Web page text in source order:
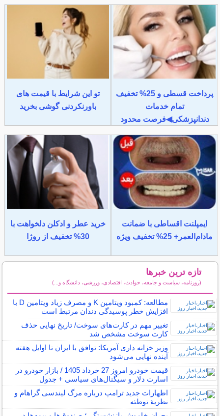
پرداخت قسطی و 25% تخفیف
تمام خدمات
دندانپزشکی◀فرصت محدود
تو این شرایط با قیمت های
باورنکردنی گوشی بخرید
ایمپلنت اقساطی با ضمانت
مادام‌العمر+ 25% تخفیف ویژه
خرید عطر و ادکلن دلخواهت با
30% تخفیف از روژا
تازه ترین خبرها
(روزنامه، سیاست و جامعه، حوادث، اقتصادی، ورزشی، دانشگاه و...)
مطالعه: کمبود ویتامین K و مصرف زیاد ویتامین D با
افزایش خطر پوسیدگی دندان مرتبط است
تغییر مهم در کارت‌های سوخت/ تاریخ نهایی حذف
کارت سوخت مشخص شد
وزیر خزانه داری آمریکا: توافق با ایران تا اوایل هفته
آینده نهایی می‌شود
قیمت خودرو امروز 27 خرداد 1405 / بازار خودرو در
اسارت دلار و سیگنال‌های سیاسی + جدول
اظهارات جدید ترامپ درباره مرگ لیندسی گراهام و
نظریهٔ توطئه